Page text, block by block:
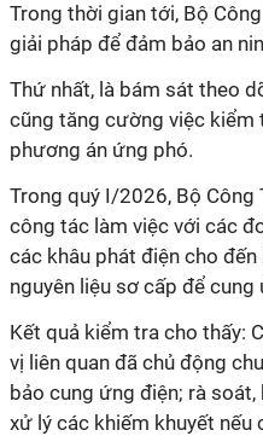
Trong thời gian tới, Bộ
giải pháp để đảm bảo an
Thứ nhất, là bám sát theo
cũng tăng cường việc kiểm
phương án ứng phó.
Trong quý I/2026, Bộ
công tác làm việc với các
các khâu phát điện cho
nguyên liệu sơ cấp để
Kết quả kiểm tra cho thấy:
vị liên quan đã chủ động
bảo cung ứng điện; rà
xử lý các khiếm khuyết nếu